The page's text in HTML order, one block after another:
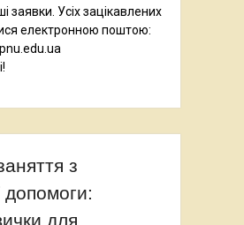
заявки. Усіх зацікавлених
електронною поштою:
з
для